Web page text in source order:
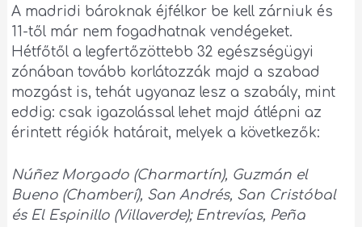
A madridi bároknak éjfélkor be kell zárniuk és
11-től már nem fogadhatnak vendégeket.
Hétfőtől a legfertőzöttebb 32 egészségügyi
zónában tovább korlátozzák majd a szabad
mozgást is, tehát ugyanaz lesz a szabály, mint
eddig: csak igazolással lehet majd átlépni az
érintett régiók határait, melyek a következők:
Núñez Morgado (Charmartín), Guzmán el
Bueno (Chamberí), San Andrés, San Cristóbal
és El Espinillo (Villaverde); Entrevías, Peña